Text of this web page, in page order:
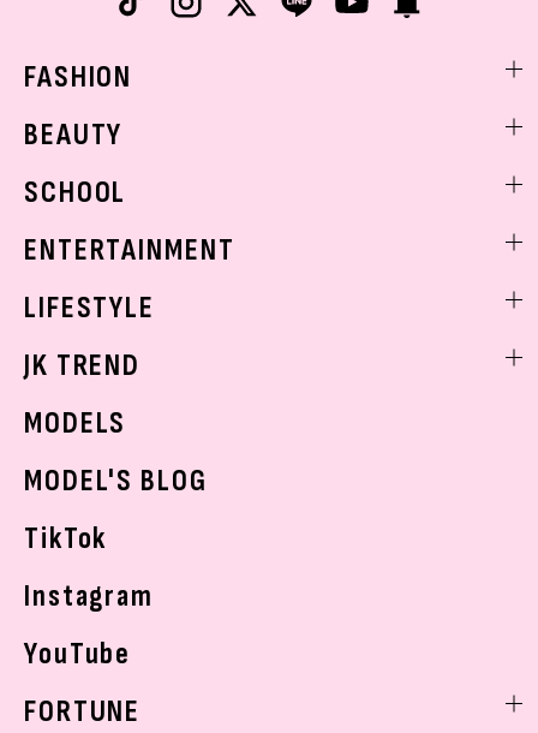
FASHION
着回し
BEAUTY
ベストコスメ
ボディケア
SCHOOL
学校ヘアメイク
ENTERTAINMENT
K-POP
LIFESTYLE
モデルの購入品
おでかけ
JK TREND
MODELS
MODEL'S BLOG
TikTok
Instagram
YouTube
FORTUNE